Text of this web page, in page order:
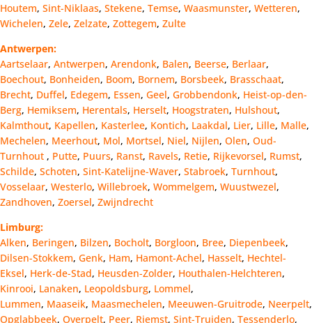
Houtem, Sint-Niklaas, Stekene, Temse, Waasmunster, Wetteren,
Wichelen, Zele, Zelzate, Zottegem, Zulte
Antwerpen:
Aartselaar, Antwerpen, Arendonk, Balen, Beerse, Berlaar,
Boechout, Bonheiden, Boom, Bornem, Borsbeek, Brasschaat,
Brecht, Duffel, Edegem, Essen, Geel, Grobbendonk, Heist-op-den-
Berg, Hemiksem, Herentals, Herselt, Hoogstraten, Hulshout,
Kalmthout, Kapellen, Kasterlee, Kontich, Laakdal, Lier, Lille, Malle,
Mechelen, Meerhout, Mol, Mortsel, Niel, Nijlen, Olen, Oud-
Turnhout , Putte, Puurs, Ranst, Ravels, Retie, Rijkevorsel, Rumst,
Schilde, Schoten, Sint-Katelijne-Waver, Stabroek, Turnhout,
Vosselaar, Westerlo, Willebroek, Wommelgem, Wuustwezel,
Zandhoven, Zoersel, Zwijndrecht
Limburg:
Alken, Beringen, Bilzen, Bocholt, Borgloon, Bree, Diepenbeek,
Dilsen-Stokkem, Genk, Ham, Hamont-Achel, Hasselt, Hechtel-
Eksel, Herk-de-Stad, Heusden-Zolder, Houthalen-Helchteren,
Kinrooi, Lanaken, Leopoldsburg, Lommel,
Lummen, Maaseik, Maasmechelen, Meeuwen-Gruitrode, Neerpelt,
Opglabbeek, Overpelt, Peer, Riemst, Sint-Truiden, Tessenderlo,